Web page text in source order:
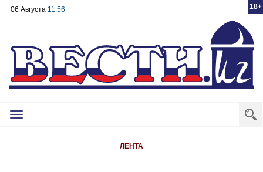
18+
06 Августа 11:56
Toggle
ЛЕНТА